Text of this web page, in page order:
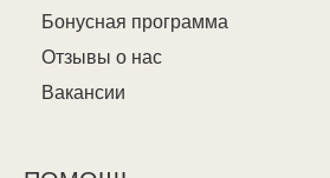
Бонусная программа
Отзывы о нас
Вакансии